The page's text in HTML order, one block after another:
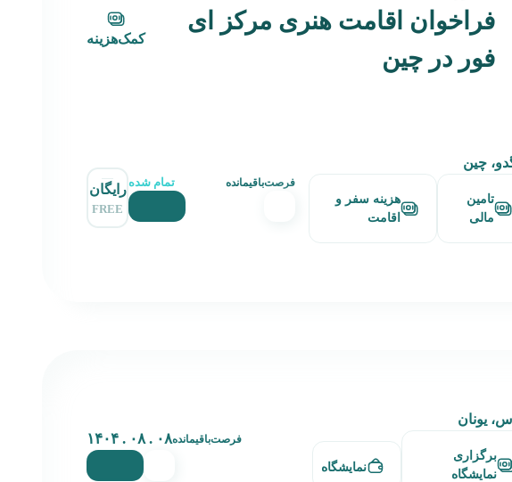
فراخوان اقامت هنری مرکز ای
فور در چین
کمک‌هزینه
چین
تامین
مالی
هزینه سفر و
اقامت
فرصت‌باقیمانده تمام شده رایگان
FREE
یونان
برگزاری
نمایشگاه
نمایشگاه
فرصت‌باقیمانده۰۸ . ۰۸ . ۱۴۰۴